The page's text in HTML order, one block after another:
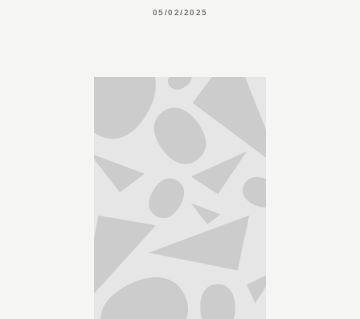
05/02/2025